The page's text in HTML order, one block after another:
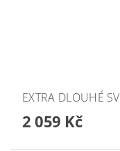
EXTRA DLOUHÉ
2 059 Kč